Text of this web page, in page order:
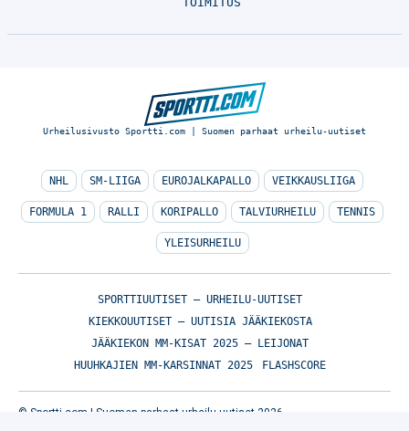
Urheilusivusto Sportti.com | Suomen parhaat urheilu-uutiset
NHL SM-LIIGA EUROJALKAPALLO VEIKKAUSLIIGA
FORMULA 1 RALLI KORIPALLO TALVIURHEILU TENNIS
YLEISURHEILU
SPORTTIUUTISET – URHEILU-UUTISET
KIEKKOUUTISET – UUTISIA JÄÄKIEKOSTA
JÄÄKIEKON MM-KISAT 2025 – LEIJONAT
HUUHKAJIEN MM-KARSINNAT 2025
FLASHSCORE
© Sportti.com | Suomen parhaat urheilu-uutiset 2026